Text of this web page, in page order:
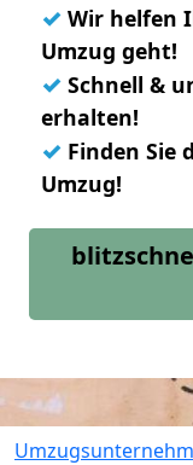
✓ Wir helfen
Umzug geht!
✓ Schnell &
erhalten!
✓ Finden Sie
Umzug!